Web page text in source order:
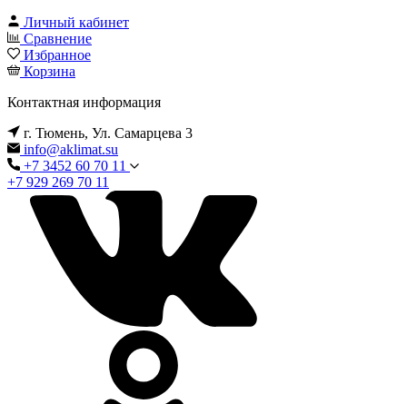
Личный кабинет
Сравнение
Избранное
Корзина
Контактная информация
г. Тюмень, Ул. Самарцева 3
info@aklimat.su
+7 3452 60 70 11
+7 929 269 70 11